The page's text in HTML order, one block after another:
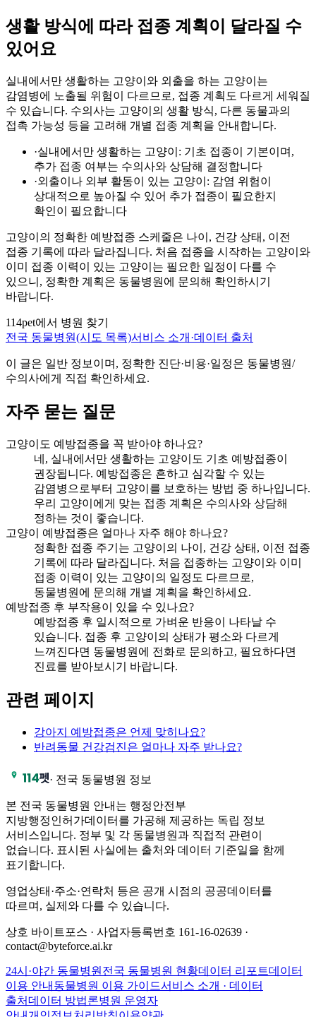
생활 방식에 따라 접종 계획이 달라질 수
있어요
실내에서만 생활하는 고양이와 외출을 하는 고양이는
감염병에 노출될 위험이 다르므로, 접종 계획도 다르게 세워질
수 있습니다. 수의사는 고양이의 생활 방식, 다른 동물과의
접촉 가능성 등을 고려해 개별 접종 계획을 안내합니다.
·실내에서만 생활하는 고양이: 기초 접종이 기본이며,
추가 접종 여부는 수의사와 상담해 결정합니다
·외출이나 외부 활동이 있는 고양이: 감염 위험이
상대적으로 높아질 수 있어 추가 접종이 필요한지
확인이 필요합니다
고양이의 정확한 예방접종 스케줄은 나이, 건강 상태, 이전
접종 기록에 따라 달라집니다. 처음 접종을 시작하는 고양이와
이미 접종 이력이 있는 고양이는 필요한 일정이 다를 수
있으니, 정확한 계획은 동물병원에 문의해 확인하시기
바랍니다.
114pet에서 병원 찾기
전국 동물병원(시도 목록)서비스 소개·데이터 출처
이 글은 일반 정보이며, 정확한 진단·비용·일정은 동물병원/
수의사에게 직접 확인하세요.
자주 묻는 질문
고양이도 예방접종을 꼭 받아야 하나요?
네, 실내에서만 생활하는 고양이도 기초 예방접종이
권장됩니다. 예방접종은 흔하고 심각할 수 있는
감염병으로부터 고양이를 보호하는 방법 중 하나입니다.
우리 고양이에게 맞는 접종 계획은 수의사와 상담해
정하는 것이 좋습니다.
고양이 예방접종은 얼마나 자주 해야 하나요?
정확한 접종 주기는 고양이의 나이, 건강 상태, 이전 접종
기록에 따라 달라집니다. 처음 접종하는 고양이와 이미
접종 이력이 있는 고양이의 일정도 다르므로,
동물병원에 문의해 개별 계획을 확인하세요.
예방접종 후 부작용이 있을 수 있나요?
예방접종 후 일시적으로 가벼운 반응이 나타날 수
있습니다. 접종 후 고양이의 상태가 평소와 다르게
느껴진다면 동물병원에 전화로 문의하고, 필요하다면
진료를 받아보시기 바랍니다.
관련 페이지
강아지 예방접종은 언제 맞히나요?
반려동물 건강검진은 얼마나 자주 받나요?
· 전국 동물병원 정보
본 전국 동물병원 안내는 행정안전부
지방행정인허가데이터를 가공해 제공하는 독립 정보
서비스입니다. 정부 및 각 동물병원과 직접적 관련이
없습니다. 표시된 사실에는 출처와 데이터 기준일을 함께
표기합니다.
영업상태·주소·연락처 등은 공개 시점의 공공데이터를
따르며, 실제와 다를 수 있습니다.
상호 바이트포스 · 사업자등록번호 161-16-02639 ·
contact@byteforce.ai.kr
24시·야간 동물병원 전국 동물병원 현황데이터 리포트데이터
이용 안내 동물병원 이용 가이드서비스 소개 · 데이터
출처데이터 방법론병원 운영자